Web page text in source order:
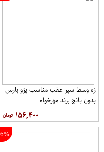
زه وسط سپر عقب مناسب پژو پارس-
بدون پانج برند مهرخواه
۱۵۶,۴۰۰
6%